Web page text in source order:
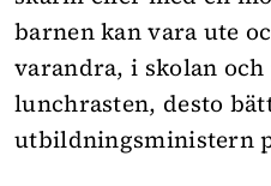
barnen kan vara ute
varandra, i skolan
lunchrasten, desto
utbildningsministern